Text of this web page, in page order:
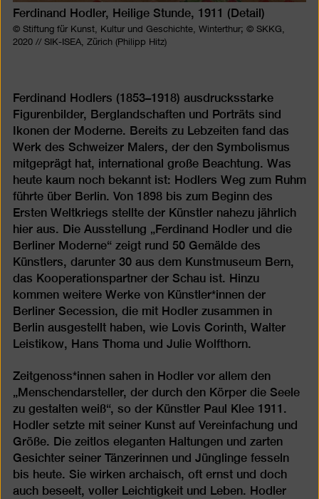
Ferdinand Hodler, Heilige Stunde, 1911 (Detail)
© Stiftung für Kunst, Kultur und Geschichte, Winterthur; © SKKG,
2020 // SIK-ISEA, Zürich (Philipp Hitz)
Ferdinand Hodlers (1853–1918) ausdrucksstarke
Figurenbilder, Berglandschaften und Porträts sind
Ikonen der Moderne. Bereits zu Lebzeiten fand das
Werk des Schweizer Malers, der den Symbolismus
mitgeprägt hat, international große Beachtung. Was
heute kaum noch bekannt ist: Hodlers Weg zum Ruhm
führte über Berlin. Von 1898 bis zum Beginn des
Ersten Weltkriegs stellte der Künstler nahezu jährlich
hier aus. Die Ausstellung „Ferdinand Hodler und die
Berliner Moderne“ zeigt rund 50 Gemälde des
Künstlers, darunter 30 aus dem Kunstmuseum Bern,
das Kooperationspartner der Schau ist. Hinzu
kommen weitere Werke von Künstler*innen der
Berliner Secession, die mit Hodler zusammen in
Berlin ausgestellt haben, wie Lovis Corinth, Walter
Leistikow, Hans Thoma und Julie Wolfthorn.
Zeitgenoss*innen sahen in Hodler vor allem den
„Menschendarsteller, der durch den Körper die Seele
zu gestalten weiß“, so der Künstler Paul Klee 1911.
Hodler setzte mit seiner Kunst auf Vereinfachung und
Größe. Die zeitlos eleganten Haltungen und zarten
Gesichter seiner Tänzerinnen und Jünglinge fesseln
bis heute. Sie wirken archaisch, oft ernst und doch
auch beseelt, voller Leichtigkeit und Leben. Hodler